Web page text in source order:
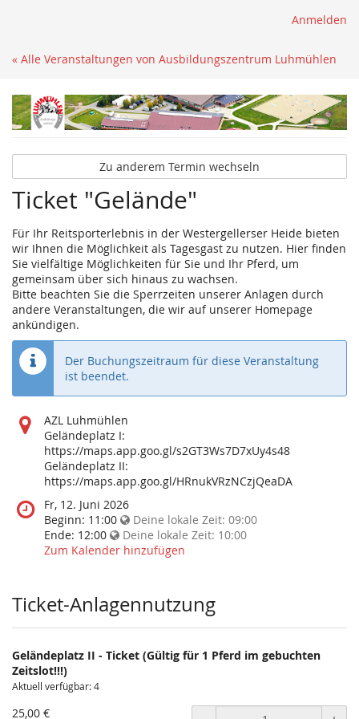
Anmelden
« Alle Veranstaltungen von Ausbildungszentrum Luhmühlen
Zu anderem Termin wechseln
Ticket "Gelände"
Für Ihr Reitsporterlebnis in der Westergellerser Heide bieten
wir Ihnen die Möglichkeit als Tagesgast zu nutzen. Hier finden
Sie vielfältige Möglichkeiten für Sie und Ihr Pferd, um
gemeinsam über sich hinaus zu wachsen.
Bitte beachten Sie die Sperrzeiten unserer Anlagen durch
andere Veranstaltungen, die wir auf unserer Homepage
ankündigen.
Der Buchungszeitraum für diese Veranstaltung
ist beendet.
Wo
findet
diese
Veranstaltung
statt?
AZL Luhmühlen
Geländeplatz I:
https://maps.app.goo.gl/s2GT3Ws7D7xUy4s48
Geländeplatz II:
https://maps.app.goo.gl/HRnukVRzNCzjQeaDA
Wann
findet
diese
Veranstaltung
Fr, 12. Juni 2026
Beginn: 11:00 Deine lokale Zeit: 09:00
Ende: 12:00 Deine lokale Zeit: 10:00
Zum Kalender hinzufügen
Ticket-Anlagennutzung
Geländeplatz II - Ticket (Gültig für 1 Pferd im gebuchten
Zeitslot!!!)
Aktuell verfügbar: 4
25,00 €